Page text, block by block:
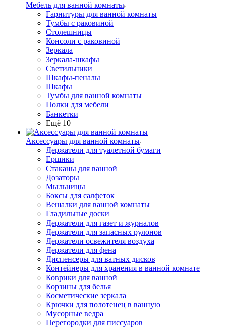
Мебель для ванной комнаты
Гарнитуры для ванной комнаты
Тумбы с раковиной
Столешницы
Консоли с раковиной
Зеркала
Зеркала-шкафы
Светильники
Шкафы-пеналы
Шкафы
Тумбы для ванной комнаты
Полки для мебели
Банкетки
Ещё 10
Аксессуары для ванной комнаты
Держатели для туалетной бумаги
Ершики
Стаканы для ванной
Дозаторы
Мыльницы
Боксы для салфеток
Вешалки для ванной комнаты
Гладильные доски
Держатели для газет и журналов
Держатели для запасных рулонов
Держатели освежителя воздуха
Держатели для фена
Диспенсеры для ватных дисков
Контейнеры для хранения в ванной комнате
Коврики для ванной
Корзины для белья
Косметические зеркала
Крючки для полотенец в ванную
Мусорные ведра
Перегородки для писсуаров